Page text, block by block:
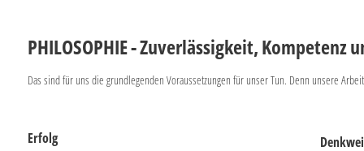
PHILOSOPHIE - Zuverlässigkeit, Kompetenz
Das sind für uns die grundlegenden Voraussetzungen für unser Tun. Denn unsere
Erfolg